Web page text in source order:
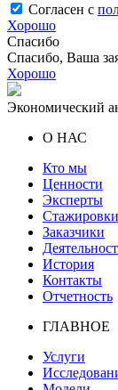
Согласен с
Хорошо
Спасибо
Спасибо, Ваша
Хорошо
Экономический
О НАС
Кто мы
Ценности
Эксперты
Стажировки
Заказчики
История
Контакты
Отчетность
ГЛАВНОЕ
Услуги